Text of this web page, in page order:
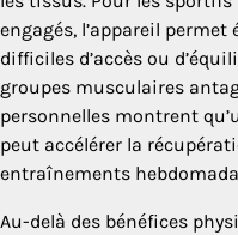
engagés, l’appareil
difficiles d’accès ou
groupes musculaires
personnelles montrent
peut accélérer la
entraînements
Au-delà des bénéfices